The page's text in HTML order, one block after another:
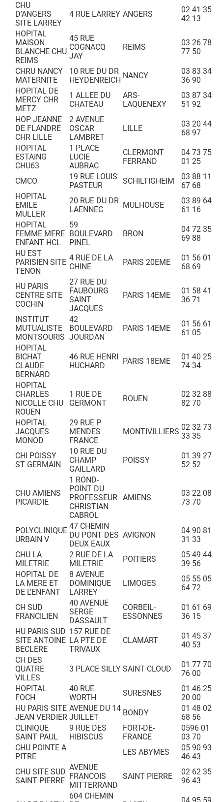
CHU
D’ANGERS
SITE LARREY
4 RUE LARREY ANGERS
02 41 35
42 13
HOPITAL
MAISON
BLANCHE CHU
REIMS
45 RUE
COGNACQ
JAY
REIMS
03 26 78
77 50
CHRU NANCY
MATERNITE
10 RUE DU DR
HEYDENREICH NANCY
03 83 34
36 90
HOPITAL DE
MERCY CHR
METZ
1 ALLEE DU
CHATEAU
ARS-
LAQUENEXY
03 87 34
51 92
HOP JEANNE
DE FLANDRE
CHR LILLE
2 AVENUE
OSCAR
LAMBRET
LILLE
03 20 44
68 97
HOPITAL
ESTAING
CHU63
1 PLACE
LUCIE
AUBRAC
CLERMONT
FERRAND
04 73 75
01 25
CMCO
19 RUE LOUIS
PASTEUR
SCHILTIGHEIM
03 88 11
67 68
HOPITAL
EMILE
MULLER
20 RUE DU DR
LAENNEC
MULHOUSE
03 89 64
61 16
HOPITAL
FEMME MERE
ENFANT HCL
59
BOULEVARD
PINEL
BRON
04 72 35
69 88
HU EST
PARISIEN SITE
TENON
4 RUE DE LA
CHINE
PARIS 20EME
01 56 01
68 69
HU PARIS
CENTRE SITE
COCHIN
27 RUE DU
FAUBOURG
SAINT
JACQUES
PARIS 14EME
01 58 41
36 71
INSTITUT
MUTUALISTE
MONTSOURIS
42
BOULEVARD
JOURDAN
PARIS 14EME
01 56 61
61 05
HOPITAL
BICHAT
CLAUDE
BERNARD
46 RUE HENRI
HUCHARD
PARIS 18EME
01 40 25
74 34
HOPITAL
CHARLES
NICOLLE CHU
ROUEN
1 RUE DE
GERMONT
ROUEN
02 32 88
82 70
HOPITAL
JACQUES
MONOD
29 RUE P
MENDES
FRANCE
MONTIVILLIERS 02 32 73
33 35
CHI POISSY
ST GERMAIN
10 RUE DU
CHAMP
GAILLARD
POISSY
01 39 27
52 52
CHU AMIENS
PICARDIE
1 ROND-
POINT DU
PROFESSEUR
CHRISTIAN
CABROL
AMIENS
03 22 08
73 70
POLYCLINIQUE
URBAIN V
47 CHEMIN
DU PONT DES
DEUX EAUX
AVIGNON
04 90 81
31 33
CHU LA
MILETRIE
2 RUE DE LA
MILETRIE
POITIERS
05 49 44
39 56
HOPITAL DE
LA MERE ET
DE L’ENFANT
8 AVENUE
DOMINIQUE
LARREY
LIMOGES
05 55 05
64 72
CH SUD
FRANCILIEN
40 AVENUE
SERGE
DASSAULT
CORBEIL-
ESSONNES
01 61 69
36 15
HU PARIS SUD
SITE ANTOINE
BECLERE
157 RUE DE
LA PTE DE
TRIVAUX
CLAMART
01 45 37
40 53
CH DES
QUATRE
VILLES
3 PLACE SILLY SAINT CLOUD
01 77 70
76 00
HOPITAL
FOCH
40 RUE
WORTH
SURESNES
01 46 25
20 00
HU PARIS SITE
JEAN VERDIER
AVENUE DU 14
JUILLET
BONDY
01 48 02
68 56
CLINIQUE
SAINT PAUL
9 RUE DES
HIBISCUS
FORT-DE-
FRANCE
0596 01
03 70
CHU POINTE A
PITRE
LES ABYMES
05 90 93
46 43
CHU SITE SUD
SAINT PIERRE
AVENUE
FRANCOIS
MITTERRAND
SAINT PIERRE
02 62 35
96 43
604 CHEMIN